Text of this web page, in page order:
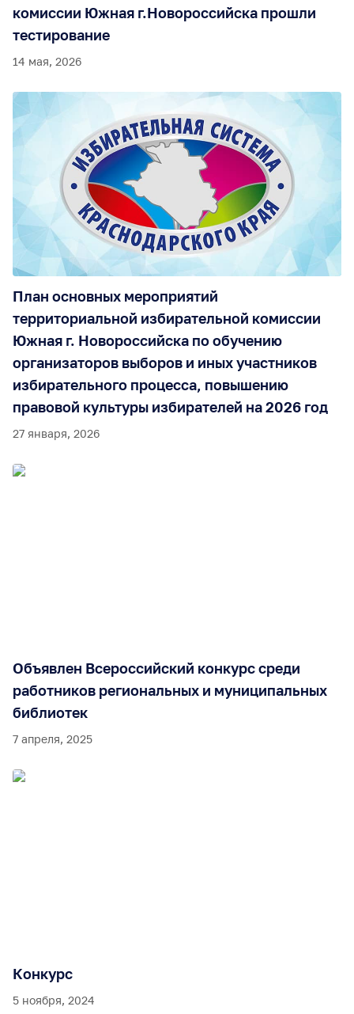
комиссии Южная г.Новороссийска прошли
тестирование
14 мая, 2026
План основных мероприятий
территориальной избирательной комиссии
Южная г. Новороссийска по обучению
организаторов выборов и иных участников
избирательного процесса, повышению
правовой культуры избирателей на 2026 год
27 января, 2026
Объявлен Всероссийский конкурс среди
работников региональных и муниципальных
библиотек
7 апреля, 2025
Конкурс
5 ноября, 2024